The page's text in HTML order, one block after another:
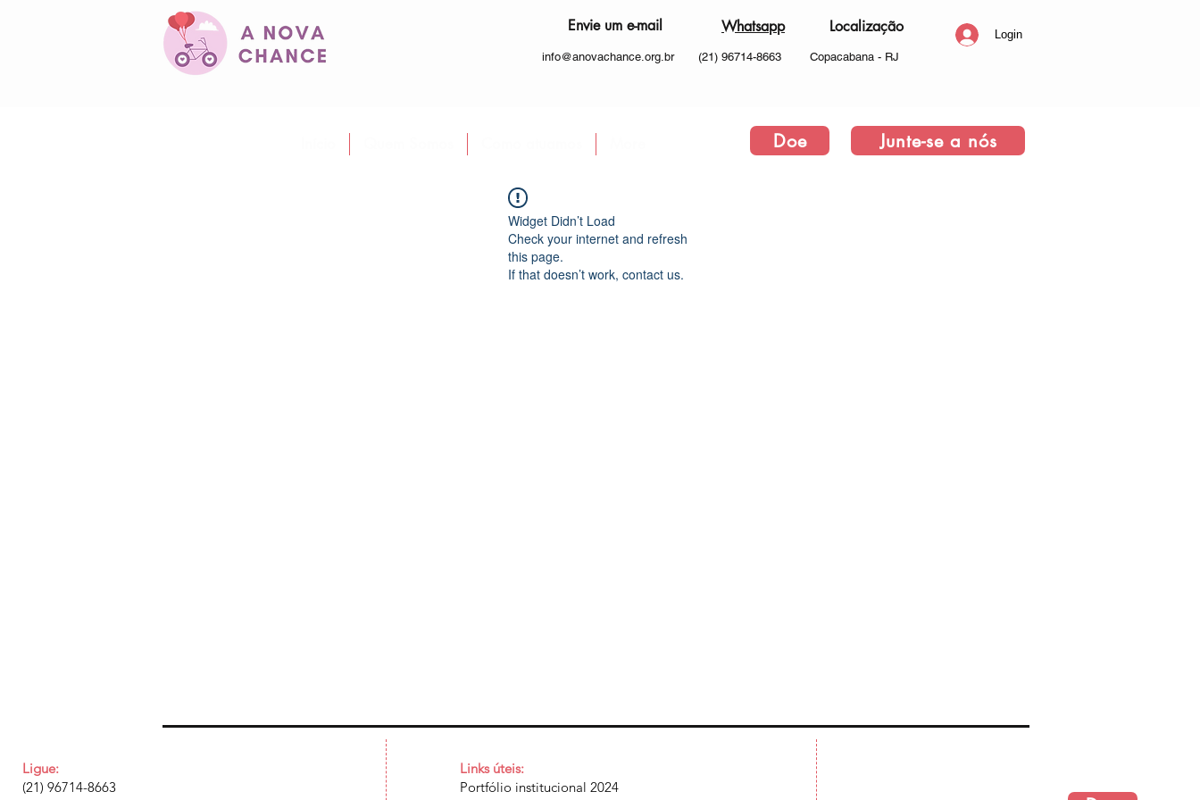
Envie um e-mail
info@anovachance.org.br
Whatsapp
(21) 96714-8663
Localização
Copacabana - RJ
Login
Doe Junte-se a nós
Widget Didn’t Load
Check your internet and refresh
this page.
If that doesn’t work, contact us.
Ligue:
(21) 96714-8663
Links úteis:
Portfólio institucional 2024